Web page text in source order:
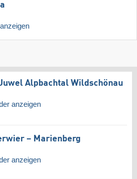
Alpbachtal Wildschönau
anzeigen
– Marienberg
anzeigen